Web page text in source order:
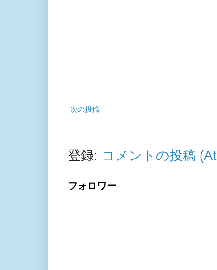
次の投稿
登録: コメントの投稿
フォロワー